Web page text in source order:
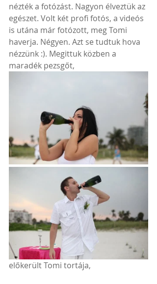
nézték a fotózást. Nagyon élveztük az
egészet. Volt két profi fotós, a videós
is utána már fotózott, meg Tomi
haverja. Négyen. Azt se tudtuk hova
nézzünk :). Megittuk közben a
maradék pezsgőt,
előkerült Tomi tortája,